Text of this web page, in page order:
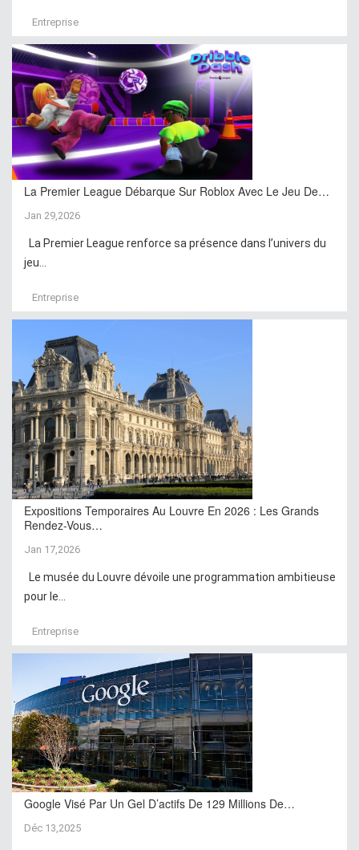
Entreprise
La Premier League Débarque Sur Roblox Avec Le Jeu De…
Jan 29,2026
La Premier League renforce sa présence dans l’univers du
jeu...
Entreprise
Expositions Temporaires Au Louvre En 2026 : Les Grands
Rendez-Vous…
Jan 17,2026
Le musée du Louvre dévoile une programmation ambitieuse
pour le...
Entreprise
Google Visé Par Un Gel D’actifs De 129 Millions De…
Déc 13,2025